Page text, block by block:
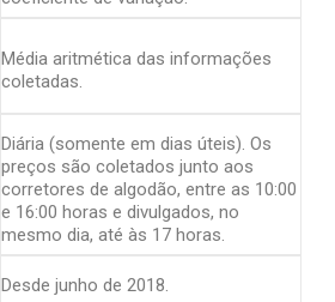
Média aritmética das informações
coletadas.
Diária (somente em dias úteis). Os
preços são coletados junto aos
corretores de algodão, entre as 10:00
e 16:00 horas e divulgados, no
mesmo dia, até às 17 horas.
Desde junho de 2018.